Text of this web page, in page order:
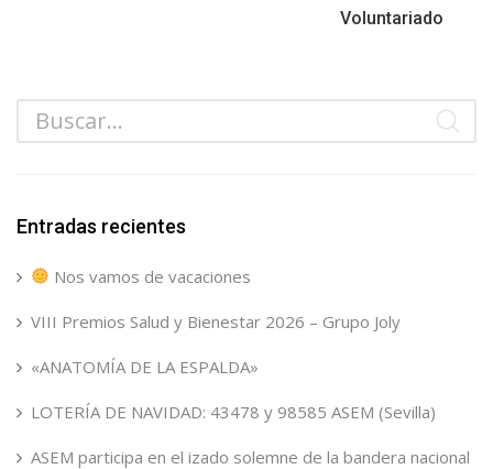
Voluntariado
Entradas recientes
Nos vamos de vacaciones
VIII Premios Salud y Bienestar 2026 – Grupo Joly
«ANATOMÍA DE LA ESPALDA»
LOTERÍA DE NAVIDAD: 43478 y 98585 ASEM (Sevilla)
ASEM participa en el izado solemne de la bandera nacional